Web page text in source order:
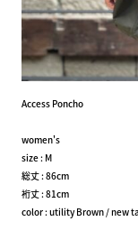
Access Poncho
women's
size : M
総丈 : 86cm
裄丈 : 81cm
color : utility Brown / new